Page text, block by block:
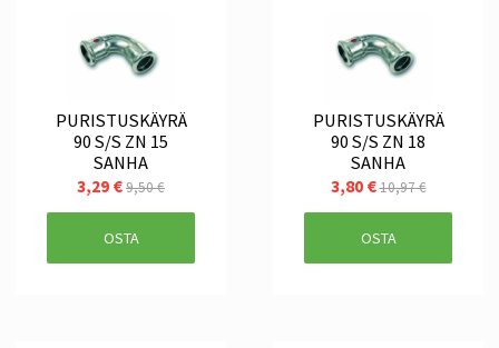
PURISTUSKÄYRÄ
90 S/S ZN 15
SANHA
3,29 €9,50 €
OSTA
PURISTUSKÄYRÄ
90 S/S ZN 18
SANHA
3,80 €10,97 €
OSTA